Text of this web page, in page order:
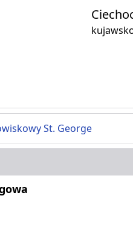
St. George